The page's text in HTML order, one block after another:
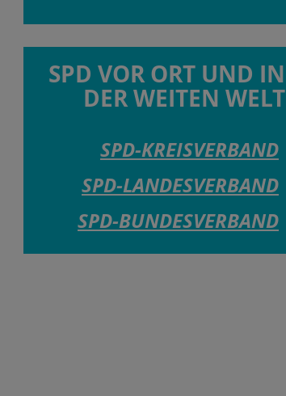
SPD VOR ORT UND IN
DER WEITEN WELT
SPD-KREISVERBAND
SPD-LANDESVERBAND
SPD-BUNDESVERBAND